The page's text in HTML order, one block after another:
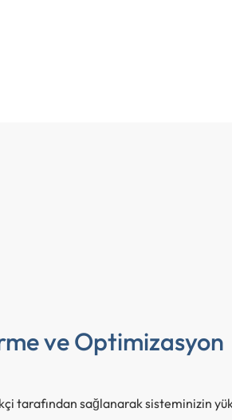
ve Optimizasyon
tarafından sağlanarak sisteminizin